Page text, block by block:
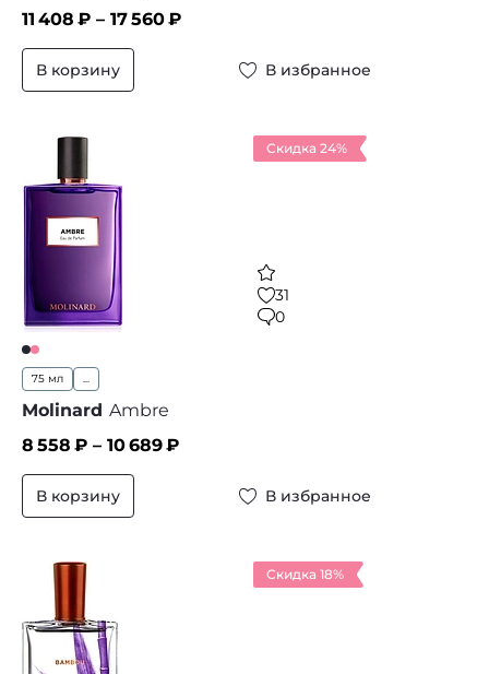
11 408 ₽ – 17 560₽
В корзину В избранное
Скидка 24%
31
0
75 мл ...
Molinard Ambre
8 558 ₽ – 10 689₽
В корзину В избранное
Скидка 18%